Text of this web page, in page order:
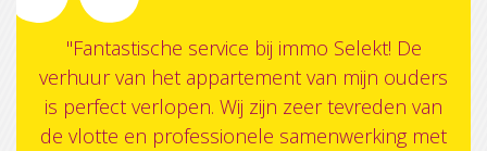
"Fantastische service bij immo Selekt! De
verhuur van het appartement van mijn ouders
is perfect verlopen. Wij zijn zeer tevreden van
de vlotte en professionele samenwerking met